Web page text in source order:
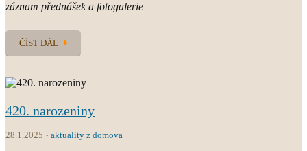
záznam přednášek a fotogalerie
ČÍST DÁL
420. narozeniny
28.1.2025 aktuality z domova